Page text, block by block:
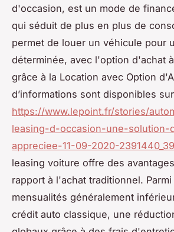
d'occasion, est un mode de
qui séduit de plus en plus de
permet de louer un véhicule pour
déterminée, avec l'option d'achat
grâce à la Location avec Option
d’informations sont disponibles
https://www.lepoint.fr/stories/
leasing-d-occasion-une-
appreciee-11-09-2020-
leasing voiture offre des
rapport à l'achat traditionnel.
mensualités généralement
crédit auto classique, une